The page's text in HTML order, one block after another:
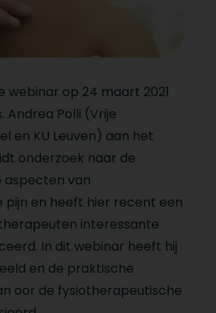
webinar op 24 maart 2021
Andrea Polli (Vrije
en KU Leuven) aan het
onderzoek naar de
van
pijn en heeft hier recent een
interessante
In dit webinar heeft hij
en de praktische
oor de fysiotherapeutische